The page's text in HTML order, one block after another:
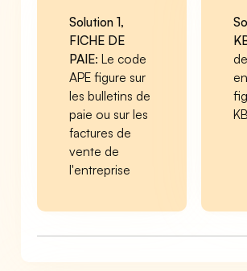
Solution 1,
FICHE DE
PAIE: Le code
APE figure sur
les bulletins de
paie ou sur les
factures de
vente de
l'entreprise